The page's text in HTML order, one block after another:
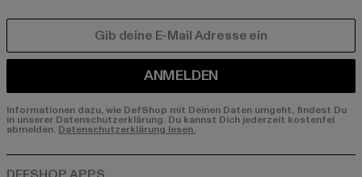
ANMELDEN
Informationen dazu, wie DefShop mit Deinen Daten umgeht, findest Du
in unserer Datenschutzerklärung. Du kannst Dich jederzeit kostenfei
abmelden. Datenschutzerklärung lesen.